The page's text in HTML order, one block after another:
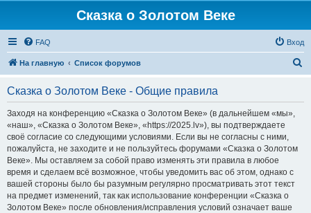
Сказка о Золотом Веке
FAQ Вход
На главную Список форумов
Сказка о Золотом Веке - Общие правила
Заходя на конференцию «Сказка о Золотом Веке» (в дальнейшем «мы»,
«наш», «Сказка о Золотом Веке», «https://2025.lv»), вы подтверждаете
своё согласие со следующими условиями. Если вы не согласны с ними,
пожалуйста, не заходите и не пользуйтесь форумами «Сказка о Золотом
Веке». Мы оставляем за собой право изменять эти правила в любое
время и сделаем всё возможное, чтобы уведомить вас об этом, однако с
вашей стороны было бы разумным регулярно просматривать этот текст
на предмет изменений, так как использование конференции «Сказка о
Золотом Веке» после обновления/исправления условий означает ваше